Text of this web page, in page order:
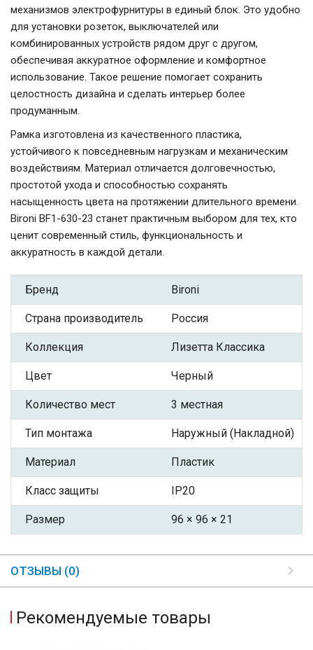
механизмов электрофурнитуры в единый блок. Это удобно
для установки розеток, выключателей или
комбинированных устройств рядом друг с другом,
обеспечивая аккуратное оформление и комфортное
использование. Такое решение помогает сохранить
целостность дизайна и сделать интерьер более
продуманным.
Рамка изготовлена из качественного пластика,
устойчивого к повседневным нагрузкам и механическим
воздействиям. Материал отличается долговечностью,
простотой ухода и способностью сохранять
насыщенность цвета на протяжении длительного времени.
Bironi BF1-630-23 станет практичным выбором для тех, кто
ценит современный стиль, функциональность и
аккуратность в каждой детали.
Бренд Bironi
Страна производитель Россия
Коллекция Лизетта Классика
Цвет Черный
Количество мест 3 местная
Тип монтажа Наружный (Накладной)
Материал Пластик
Класс защиты IP20
Размер 96 × 96 × 21
ОТЗЫВЫ (0)
Рекомендуемые товары